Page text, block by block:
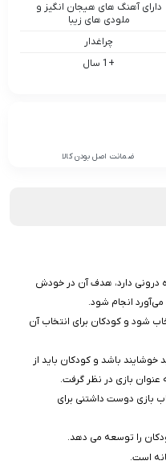
دارای آهنگ های هیجان انگیز و
ملودی های زیبا
چراغدار
+1 سال
ضمانت اصل بودن کالا
درونی دارد، هدف آن در خودش
انجام شود.
شود و کودکان برای انتخاب آن
باشد و کودکان باید از
عنوان بازی در نظر گرفت.
فان کد 00629 یک اسباب بازی دوست داشتنی برای
را توسعه می دهد.
است.